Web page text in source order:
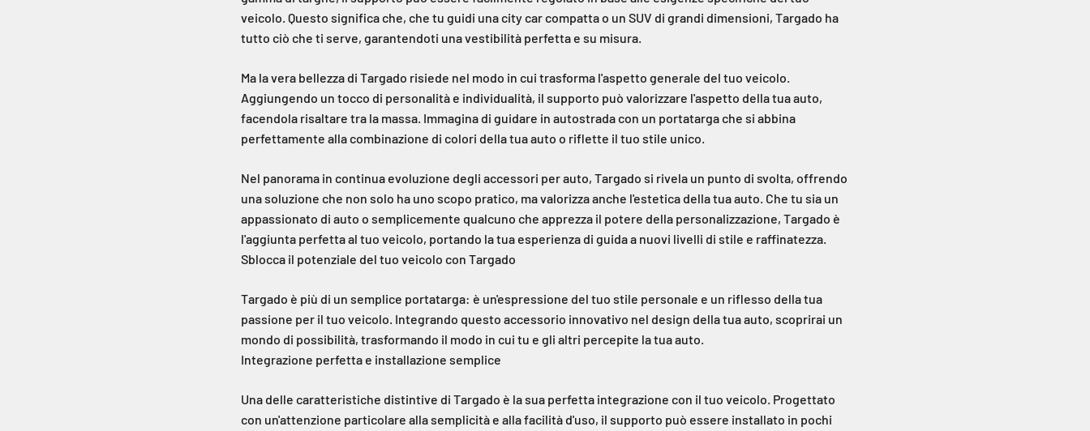
veicolo. Questo significa che, che tu guidi una city car compatta o un SUV di grandi dimensioni, Targado ha
tutto ciò che ti serve, garantendoti una vestibilità perfetta e su misura.
Ma la vera bellezza di Targado risiede nel modo in cui trasforma l'aspetto generale del tuo veicolo.
Aggiungendo un tocco di personalità e individualità, il supporto può valorizzare l'aspetto della tua auto,
facendola risaltare tra la massa. Immagina di guidare in autostrada con un portatarga che si abbina
perfettamente alla combinazione di colori della tua auto o riflette il tuo stile unico.
Nel panorama in continua evoluzione degli accessori per auto, Targado si rivela un punto di svolta, offrendo
una soluzione che non solo ha uno scopo pratico, ma valorizza anche l'estetica della tua auto. Che tu sia un
appassionato di auto o semplicemente qualcuno che apprezza il potere della personalizzazione, Targado è
l'aggiunta perfetta al tuo veicolo, portando la tua esperienza di guida a nuovi livelli di stile e raffinatezza.
Sblocca il potenziale del tuo veicolo con Targado
Targado è più di un semplice portatarga: è un'espressione del tuo stile personale e un riflesso della tua
passione per il tuo veicolo. Integrando questo accessorio innovativo nel design della tua auto, scoprirai un
mondo di possibilità, trasformando il modo in cui tu e gli altri percepite la tua auto.
Integrazione perfetta e installazione semplice
Una delle caratteristiche distintive di Targado è la sua perfetta integrazione con il tuo veicolo. Progettato
con un'attenzione particolare alla semplicità e alla facilità d'uso, il supporto può essere installato in pochi